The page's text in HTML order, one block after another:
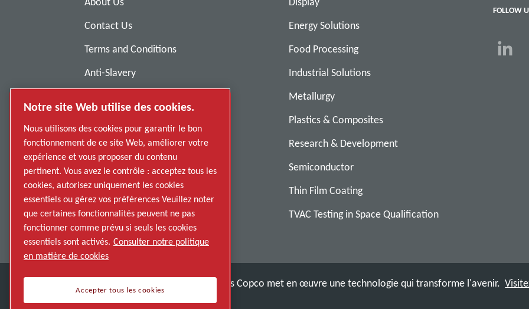
Contact Us
Terms and Conditions
Anti-Slavery
Suppliers
Accessibility
Energy Solutions
Food Processing
Industrial Solutions
Metallurgy
Plastics & Composites
Research & Development
Semiconductor
Thin Film Coating
TVAC Testing in Space Qualification
FOLLOW
Découvrez comment le groupe Atlas Copco met en œuvre une technologie qui transforme l'avenir.
Notre site Web utilise des cookies.
Nous utilisons des cookies pour garantir le bon
fonctionnement de ce site Web, améliorer votre
expérience et vous proposer du contenu
pertinent. Vous avez le contrôle : acceptez tous les
cookies, autorisez uniquement les cookies
essentiels ou gérez vos préférences Veuillez noter
que certaines fonctionnalités peuvent ne pas
fonctionner comme prévu si seuls les cookies
essentiels sont activés. Consulter notre politique
en matière de cookies
Accepter tous les cookies